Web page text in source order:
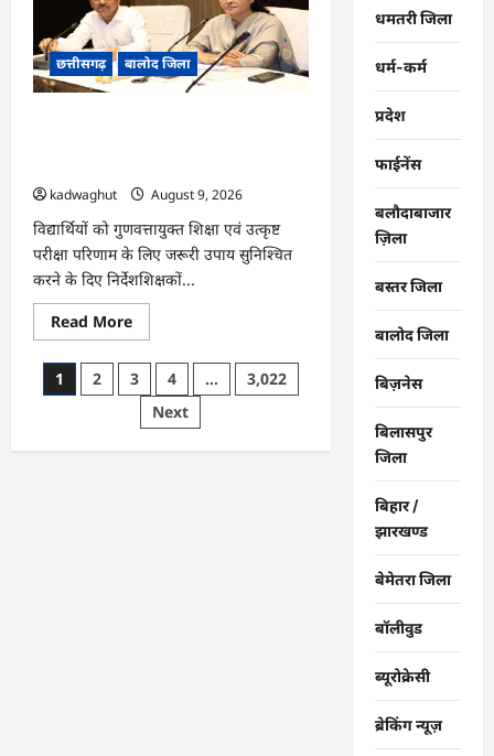
सूत्र
के
तहत
सीमा
पर
28000
राखियां…
छत्तीसगढ़ बालोद जिला
kadwaghut
August 9, 2026
विद्यार्थियों को गुणवत्तायुक्त शिक्षा एवं उत्कृष्ट
परीक्षा परिणाम के लिए जरूरी उपाय सुनिश्चित
करने के दिए निर्देशशिक्षकों...
Read MoreRead
more
CG
:
कलेक्टर
प्राचार्यों
Posts
1 2 3 4 …
3,022
Next
धमतरी जिला
धर्म-कर्म
प्रदेश
फाईनेंस
बलौदाबाजार
ज़िला
बस्तर जिला
बालोद जिला
बिज़नेस
बिलासपुर
जिला
बिहार /
झारखण्ड
बेमेतरा जिला
बॉलीवुड
ब्यूरोक्रेसी
ब्रेकिंग न्यूज़